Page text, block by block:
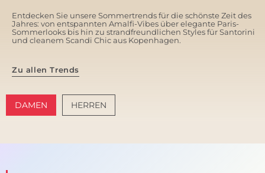
Entdecken Sie unsere Sommertrends für die schönste Zeit des
Jahres: von entspannten Amalfi-Vibes über elegante Paris-
Sommerlooks bis hin zu strandfreundlichen Styles für Santorini
und cleanem Scandi Chic aus Kopenhagen.
Zu allen Trends
DAMEN HERREN